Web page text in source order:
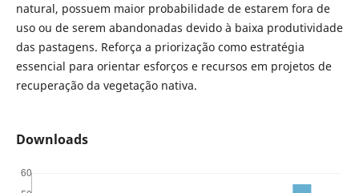
natural, possuem maior probabilidade de estarem fora de
uso ou de serem abandonadas devido à baixa produtividade
das pastagens. Reforça a priorização como estratégia
essencial para orientar esforços e recursos em projetos de
recuperação da vegetação nativa.
Downloads